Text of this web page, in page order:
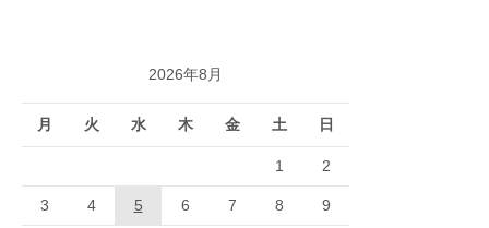
2026年8月
月 火 水 木 金 土 日
1 2
3 4 5 6 7 8 9